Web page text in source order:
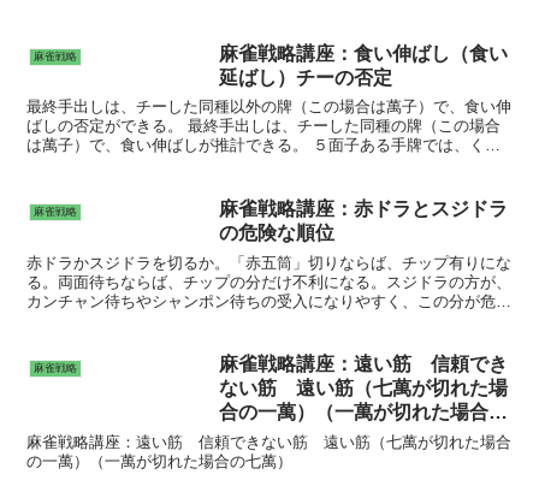
麻雀戦略
麻雀戦略講座：食い伸ばし（食い
延ばし）チーの否定
最終手出しは、チーした同種以外の牌（この場合は萬子）で、食い伸
ばしの否定ができる。 最終手出しは、チーした同種の牌（この場合
は萬子）で、食い伸ばしが推計できる。 ５面子ある手牌では、くっ
る。逆に言えば、面子を捨てた捨牌で食い伸ばしの牌で和了するのは
非合理であるため、食い伸ばしを否定できる。したがって、面子切り
がある捨牌の場合、食い伸ばし周辺は安全。
麻雀戦略
麻雀戦略講座：赤ドラとスジドラ
の危険な順位
赤ドラかスジドラを切るか。「赤五筒」切りならば、チップ有りにな
る。両面待ちならば、チップの分だけ不利になる。スジドラの方が、
カンチャン待ちやシャンポン待ちの受入になりやすく、この分が危険
麻雀戦略
麻雀戦略講座：遠い筋 信頼でき
ない筋 遠い筋（七萬が切れた場
合の一萬）（一萬が切れた場合の
七萬）
麻雀戦略講座：遠い筋 信頼できない筋 遠い筋（七萬が切れた場合
の一萬）（一萬が切れた場合の七萬）